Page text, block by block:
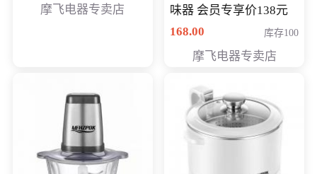
摩飞电器专卖店
味器 会员专享价138元
168.00
库存100
摩飞电器专卖店